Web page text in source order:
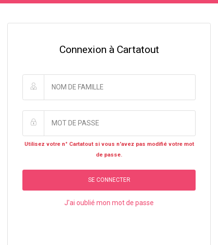
Connexion à Cartatout
Utilisez votre n° Cartatout si vous n'avez pas modifié votre mot
de passe.
SE CONNECTER
J'ai oublié mon mot de passe